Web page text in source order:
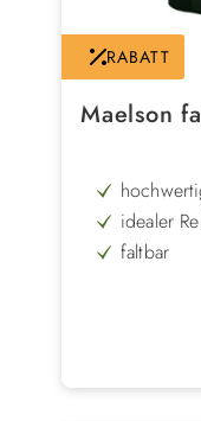
RABATT
Maelson
idealer
faltbar